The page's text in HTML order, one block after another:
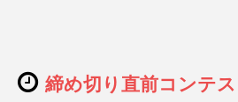
締め切り直前コンテス